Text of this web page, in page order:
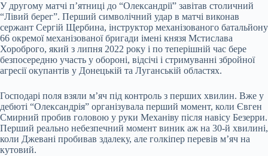
У другому матчі п’ятниці до “Олександрії” завітав столичний
“Лівий берег”. Перший символічний удар в матчі виконав
сержант Сергій Щербина, інструктор механізованого батальйону
66 окремої механізованої бригади імені князя Мстислава
Хороброго, який з липня 2022 року і по теперішній час бере
безпосередню участь у обороні, відсічі і стримуванні збройної
агресії окупантів у Донецькій та Луганській областях.
Господарі поля взяли м’яч під контроль з перших хвилин. Вже у
дебюті “Олександрія” організувала перший момент, коли Євген
Смирний пробив головою у руки Механіву після навісу Безерри.
Перший реально небезпечний момент виник аж на 30-й хвилині,
коли Джевані пробивав здалеку, але голкіпер перевів м’яч на
кутовий.